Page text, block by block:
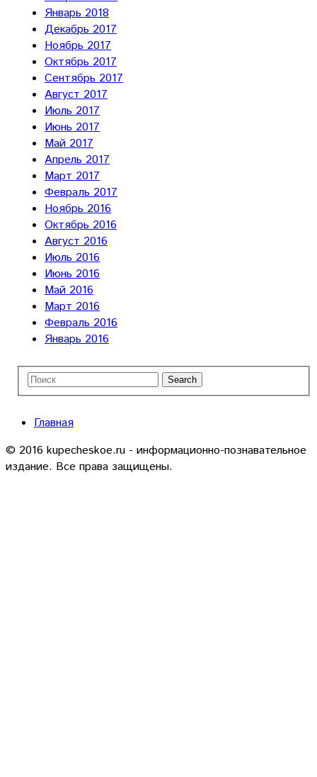
Январь 2018
Декабрь 2017
Ноябрь 2017
Октябрь 2017
Сентябрь 2017
Август 2017
Июль 2017
Июнь 2017
Май 2017
Апрель 2017
Март 2017
Февраль 2017
Ноябрь 2016
Октябрь 2016
Август 2016
Июль 2016
Июнь 2016
Май 2016
Март 2016
Февраль 2016
Январь 2016
Главная
© 2016 kupecheskoe.ru - информационно-познавательное
издание. Все права защищены.